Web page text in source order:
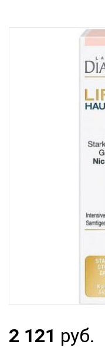
2 121 руб.